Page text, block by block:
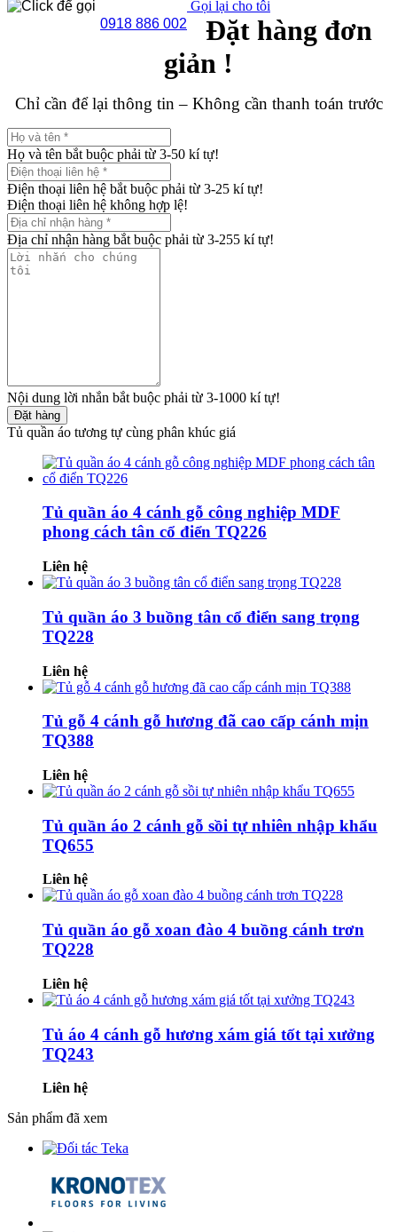
0918 886 002
Gọi lại cho tôi
Đặt hàng đơn
giản !
Chỉ cần để lại thông tin – Không cần thanh toán trước
Họ và tên bắt buộc phải từ 3-50 kí tự!
Điện thoại liên hệ bắt buộc phải từ 3-25 kí tự!
Điện thoại liên hệ không hợp lệ!
Địa chỉ nhận hàng bắt buộc phải từ 3-255 kí tự!
Nội dung lời nhắn bắt buộc phải từ 3-1000 kí tự!
Đặt hàng
Tủ quần áo tương tự cùng phân khúc giá
Tủ quần áo 4 cánh gỗ công nghiệp MDF
phong cách tân cổ điển TQ226
Liên hệ
Tủ quần áo 3 buồng tân cổ điển sang trọng
TQ228
Liên hệ
Tủ gỗ 4 cánh gỗ hương đã cao cấp cánh mịn
TQ388
Liên hệ
Tủ quần áo 2 cánh gỗ sồi tự nhiên nhập khẩu
TQ655
Liên hệ
Tủ quần áo gỗ xoan đào 4 buồng cánh trơn
TQ228
Liên hệ
Tủ áo 4 cánh gỗ hương xám giá tốt tại xưởng
TQ243
Liên hệ
Sản phẩm đã xem